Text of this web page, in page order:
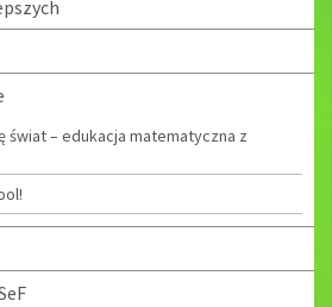
świat – edukacja matematyczna z